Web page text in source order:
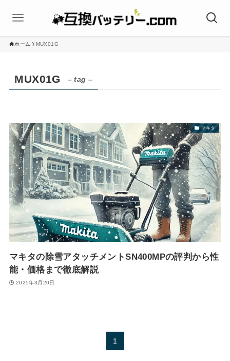
ホーム MUX01G
MUX01G – tag –
マキタ
マキタの除雪アタッチメントSN400MPの評判から性
能・価格まで徹底解説
2025年3月20日
1